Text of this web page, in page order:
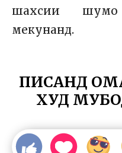
шахсии шумо
мекунанд.
ПИСАНД
ХУД